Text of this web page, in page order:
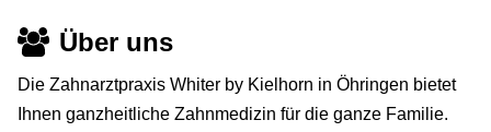
Über uns
Die Zahnarztpraxis Whiter by Kielhorn in Öhringen bietet
Ihnen ganzheitliche Zahnmedizin für die ganze Familie.